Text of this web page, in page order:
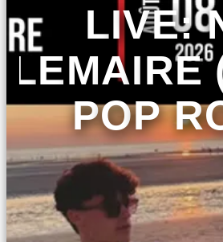
LIVE:
LEMAIRE
POP